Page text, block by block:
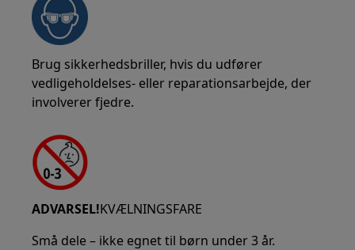
Brug sikkerhedsbriller, hvis du udfører
vedligeholdelses- eller reparationsarbejde, der
involverer fjedre.
ADVARSEL!KVÆLNINGSFARE
Små dele – ikke egnet til børn under 3 år.